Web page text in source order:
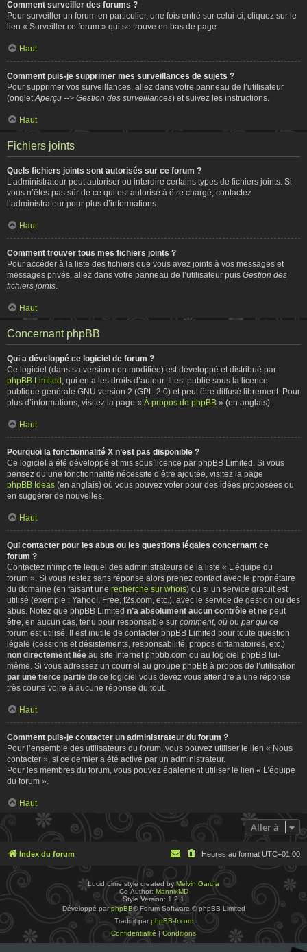
Comment surveiller des forums ?
Pour surveiller un forum en particulier, une fois entré sur celui-ci, cliquez sur le
lien « Surveiller ce forum » qui se trouve en bas de page.
Haut
Comment puis-je supprimer mes surveillances de sujets ?
Pour supprimer vos surveillances, allez dans votre panneau de l’utilisateur
(onglet Aperçu --> Gestion des surveillances) et suivez les instructions.
Haut
Fichiers joints
Quels fichiers joints sont autorisés sur ce forum ?
L’administrateur peut autoriser ou interdire certains types de fichiers joints. Si
vous n’êtes pas sûr de ce qui est autorisé à être chargé, contactez
l’administrateur pour plus d’informations.
Haut
Comment trouver tous mes fichiers joints ?
Pour accéder à la liste des fichiers que vous avez joints à vos messages et
messages privés, allez dans votre panneau de l’utilisateur puis Gestion des
fichiers joints
Haut
Concernant phpBB
Qui a développé ce logiciel de forum ?
Ce logiciel (dans sa version non modifiée) est développé et distribué par
phpBB Limited , qui en a les droits d’auteur. Il est publié sous la licence
publique générale GNU version 2 (GPL-2.0) et peut être diffusé librement. Pour
plus d’informations, visitez la page « À propos de phpBB » (en anglais).
Haut
Pourquoi la fonctionnalité X n’est pas disponible ?
Ce logiciel a été développé et mis sous licence par phpBB Limited. Si vous
pensez qu’une fonctionnalité nécessite d’être ajoutée, visitez la page
phpBB Ideas (en anglais) où vous pouvez voter pour des idées proposées ou
en suggérer de nouvelles.
Haut
Qui contacter pour les abus ou les questions légales concernant ce
forum ?
Contactez n’importe lequel des administrateurs de la liste « L’équipe du
forum ». Si vous restez sans réponse alors prenez contact avec le propriétaire
du domaine (en faisant une recherche sur whois) ou si un service gratuit est
utilisé (exemple : Yahoo!, Free, f2s.com, etc.), avec le service de gestion ou des
abus. Notez que phpBB Limited n’a absolument aucun contrôle et ne peut
être, en aucun cas, tenu pour responsable sur comment, où ou par qui ce
forum est utilisé. Il est inutile de contacter phpBB Limited pour toute question
légale (cessions et désistements, responsabilité, propos diffamatoires, etc.)
non directement liée au site Internet phpbb.com ou au logiciel phpBB lui-
même. Si vous adressez un courriel au groupe phpBB à propos de l’utilisation
par une tierce partie de ce logiciel vous devez vous attendre à une réponse
très courte voire à aucune réponse du tout.
Haut
Comment puis-je contacter un administrateur du forum ?
Pour l’ensemble des utilisateurs du forum, vous pouvez utiliser le lien « Nous
contacter », si ce dernier a été activé par un administrateur.
Pour les membres du forum, vous pouvez également utiliser le lien « L’équipe
du forum ».
Haut
Aller à
Index du forum Heures au format UTC+01:00
Lucid Lime style created byMelvin García
Co-Author: MannixMD
Style Version: 1.2.1
Développé parphpBB® Forum Software © phpBB Limited
Traduit par phpBB-fr.com
Confidentialité | Conditions